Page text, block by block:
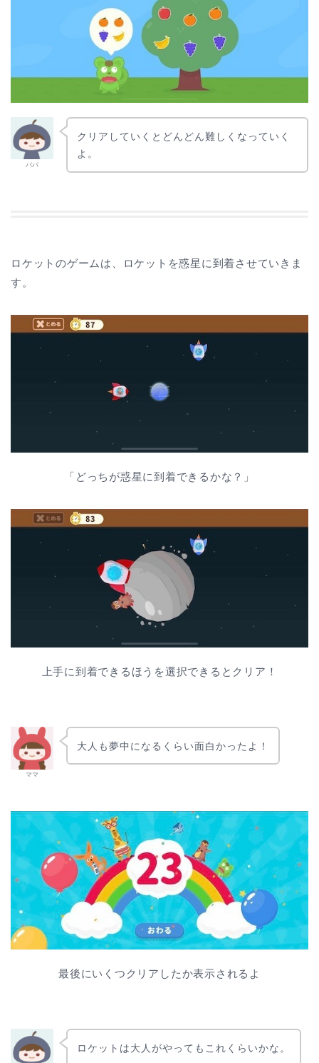
パパ
クリアしていくとどんどん難しくなっていく
よ。
ロケットのゲームは、ロケットを惑星に到着させていきま
す。
「どっちが惑星に到着できるかな？」
上手に到着できるほうを選択できるとクリア！
ママ
大人も夢中になるくらい面白かったよ！
最後にいくつクリアしたか表示されるよ
ロケットは大人がやってもこれくらいかな。